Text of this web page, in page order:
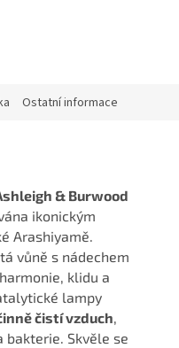
Ostatní informace
& Burwood
ikonickým
Arashiyamě.
vůně s nádechem
klidu a
lampy
čistí vzduch
bakterie. Skvěle se